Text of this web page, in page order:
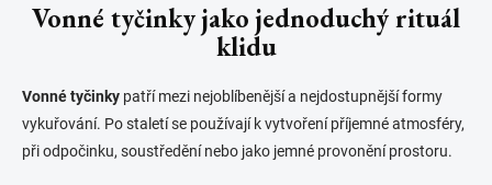
Vonné tyčinky jako jednoduchý rituál
klidu
Vonné tyčinky patří mezi nejoblíbenější a nejdostupnější formy
vykuřování. Po staletí se používají k vytvoření příjemné atmosféry,
při odpočinku, soustředění nebo jako jemné provonění prostoru.